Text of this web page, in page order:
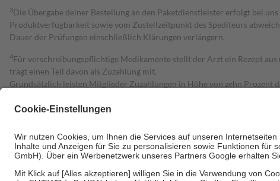
3Die Übergabe deiner Bestellung an den Paketdienstleister erfolgt bei
Produktverfügbarkeit sowie vom Zustellzeitpunkt des Spediteurs
Dauer der Prüfungen einschließlich Klärungen verlängern.
4Für verschreibungspflichtige Medikamente stellt der Arzt ein Rezept
trägt einen Teil davon als Zuzahlung mit.
Grundsätzlich leisten Mitglieder Zuzahlungen in Höhe von zehn Prozent
Diese Regeln gelten grundsätzlich auch für Online-Apotheken.
Um das Engagement der Versicherten für ihre eigene Gesundheit zu
• Kindern und Jugendlichen bis zum vollendeten 18. Lebensjahr mit
• Untersuchungen zur Vorsorge und Früherkennung, die von der GKV
• empfohlenen Schutzimpfungen